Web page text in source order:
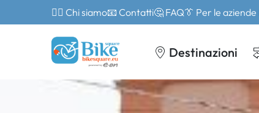
🙎‍♂️ Chi siamo📧 Contatti🤔 FAQ👔 Per le aziende
Destinazioni